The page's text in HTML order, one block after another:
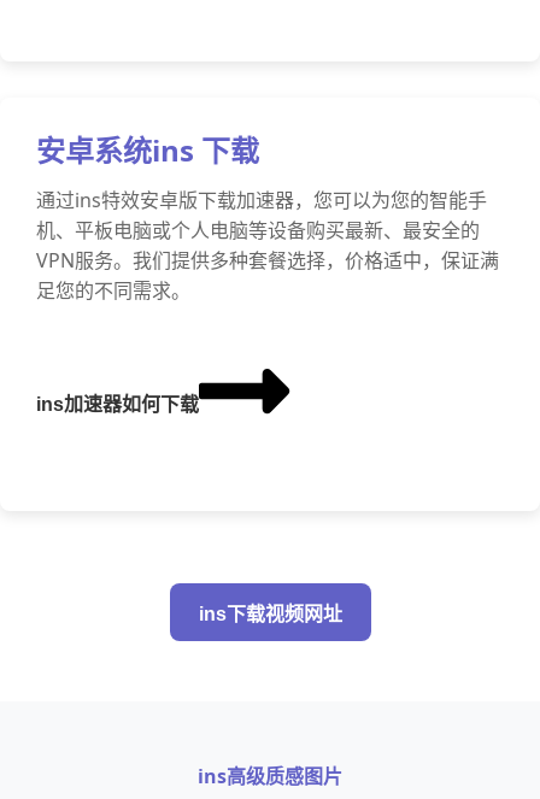
安卓系统ins 下载
通过ins特效安卓版下载加速器，您可以为您的智能手
机、平板电脑或个人电脑等设备购买最新、最安全的
VPN服务。我们提供多种套餐选择，价格适中，保证满
足您的不同需求。
ins加速器如何下载
ins下载视频网址
ins高级质感图片